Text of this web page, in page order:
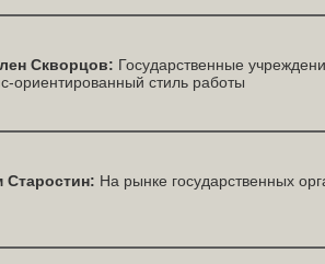
Скворцов: Государственные
ориентированный стиль работы
Старостин: На рынке государственных